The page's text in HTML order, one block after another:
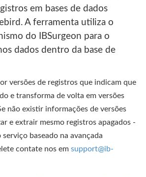
em bases de dados
A ferramenta utiliza o
do IBSurgeon para o
dados dentro da base de
versões de registros que indicam que
e transforma de volta em versões
não existir informações de versões
e extrair mesmo registros apagados -
baseado na avançada
contate nos em support@ib-